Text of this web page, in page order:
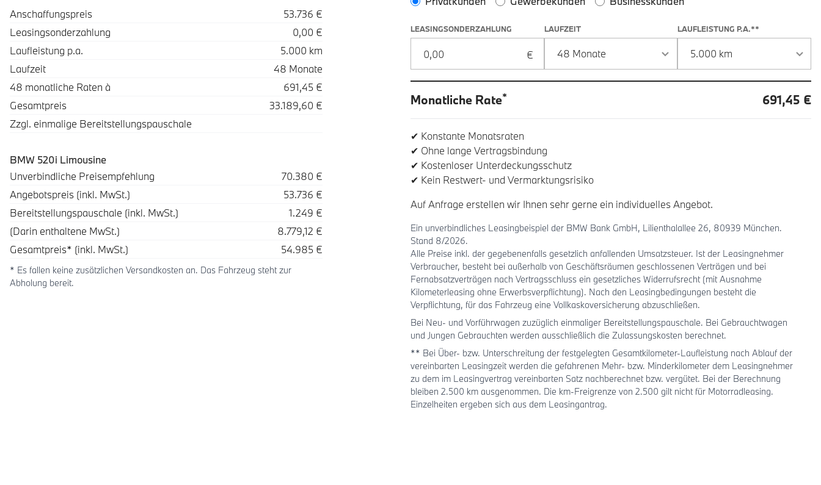
SpezifikationWert
Anschaffungspreis
53.736 €
Leasingsonderzahlung
0,00 €
Laufleistung p.a.
5.000 km
Laufzeit
48 Monate
48 monatliche Raten à
691,45 €
Gesamtpreis
33.189,60 €
Zzgl. einmalige Bereitstellungspauschale
BMW 520i Limousine
Beschreibung Betrag
Unverbindliche Preisempfehlung
70.380 €
Angebotspreis (inkl. MwSt.)
53.736 €
Bereitstellungspauschale (inkl. MwSt.)
1.249 €
(Darin enthaltene MwSt.)
8.779,12 €
Gesamtpreis* (inkl. MwSt.)
54.985 €
* Es fallen keine zusätzlichen Versandkosten an. Das Fahrzeug steht zur
Abholung bereit.
LEASINGSONDERZAHLUNG LAUFZEIT LAUFLEISTUNG P.A.**
Monatliche Rate* 691,45 €
✔ Konstante Monatsraten
✔ Ohne lange Vertragsbindung
✔ Kostenloser Unterdeckungsschutz
✔ Kein Restwert- und Vermarktungsrisiko
Auf Anfrage erstellen wir Ihnen sehr gerne ein individuelles Angebot.
Ein unverbindliches Leasingbeispiel der BMW Bank GmbH, Lilienthalallee 26, 80939 München.
Stand 8/2026.
Alle Preise inkl. der gegebenenfalls gesetzlich anfallenden Umsatzsteuer. Ist der Leasingnehmer
Verbraucher, besteht bei außerhalb von Geschäftsräumen geschlossenen Verträgen und bei
Fernabsatzverträgen nach Vertragsschluss ein gesetzliches Widerrufsrecht (mit Ausnahme
Kilometerleasing ohne Erwerbsverpflichtung). Nach den Leasingbedingungen besteht die
Verpflichtung, für das Fahrzeug eine Vollkaskoversicherung abzuschließen.
Bei Neu- und Vorführwagen zuzüglich einmaliger Bereitstellungspauschale. Bei Gebrauchtwagen
und Jungen Gebrauchten werden ausschließlich die Zulassungskosten berechnet.
** Bei Über- bzw. Unterschreitung der festgelegten Gesamtkilometer-Laufleistung nach Ablauf der
vereinbarten Leasingzeit werden die gefahrenen Mehr- bzw. Minderkilometer dem Leasingnehmer
zu dem im Leasingvertrag vereinbarten Satz nachberechnet bzw. vergütet. Bei der Berechnung
bleiben 2.500 km ausgenommen. Die km-Freigrenze von 2.500 gilt nicht für Motorradleasing.
Einzelheiten ergeben sich aus dem Leasingantrag.